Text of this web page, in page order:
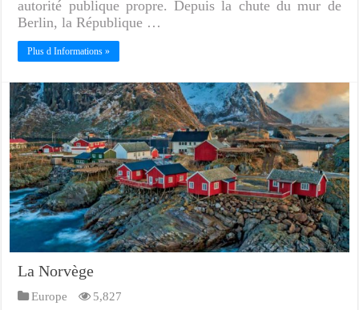
autorité publique propre. Depuis la chute du mur de
Berlin, la République …
Plus d Informations »
La Norvège
Europe 5,827